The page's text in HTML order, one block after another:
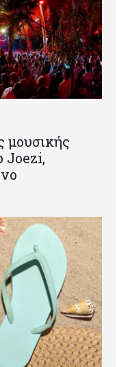
μουσικής
Joezi,